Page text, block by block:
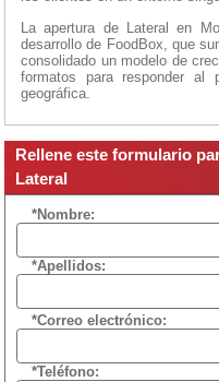
La apertura de Lateral en
desarrollo de FoodBox, que
consolidado un modelo de
formatos para responder al
geográfica.
Rellene este formulario
Lateral
*Nombre:
*Apellidos:
*Correo electrónico:
*Teléfono: